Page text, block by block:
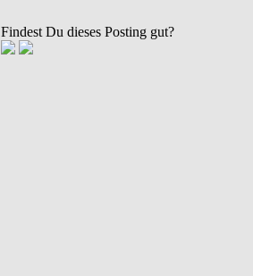
Findest Du dieses Posting gut?